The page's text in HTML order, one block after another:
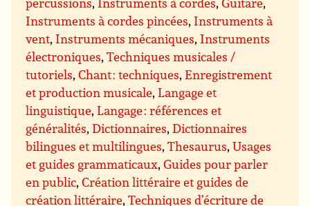
Instruments à cordes pincées, Instruments à
vent, Instruments mécaniques, Instruments
électroniques,Techniques musicales /
tutoriels,Chant : techniques,Enregistrement
et production musicale,Langage et
linguistique,Langage : références et
généralités,Dictionnaires,Dictionnaires
bilingues et multilingues,Thesaurus,Usages
et guides grammaticaux,Guides pour parler
en public,Création littéraire et guides de
création littéraire,Techniques d’écriture de